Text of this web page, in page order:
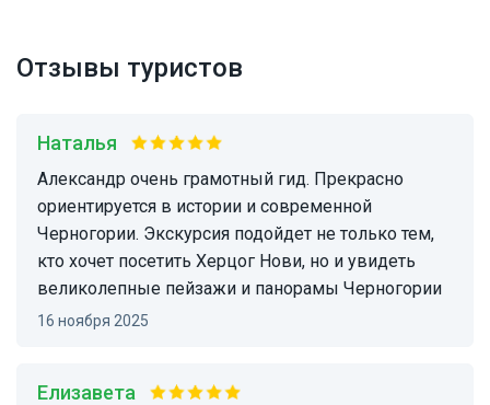
Отзывы туристов
Наталья
Александр очень грамотный гид. Прекрасно
ориентируется в истории и современной
Черногории. Экскурсия подойдет не только тем,
кто хочет посетить Херцог Нови, но и увидеть
великолепные пейзажи и панорамы Черногории
16 ноября 2025
Елизавета